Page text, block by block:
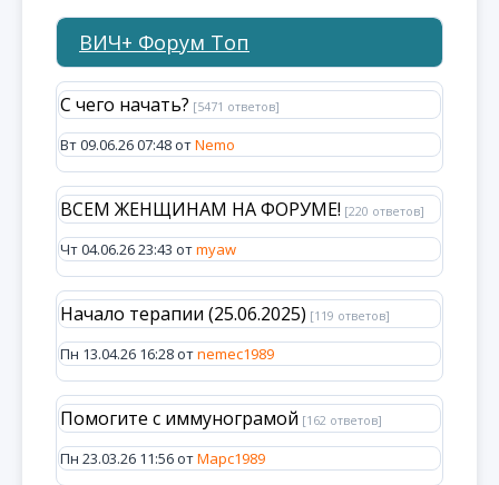
ВИЧ+ Форум Топ
С чего начать? [5471 ответов]
Вт 09.06.26 07:48 отNemo
ВСЕМ ЖЕНЩИНАМ НА ФОРУМЕ! [220 ответов]
Чт 04.06.26 23:43 отmyaw
Начало терапии (25.06.2025) [119 ответов]
Пн 13.04.26 16:28 отnemec1989
Помогите с иммунограмой [162 ответов]
Пн 23.03.26 11:56 отМарс1989